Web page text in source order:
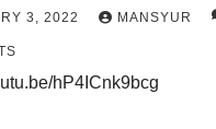
3, 2022 MANSYUR
hP4ICnk9bcg